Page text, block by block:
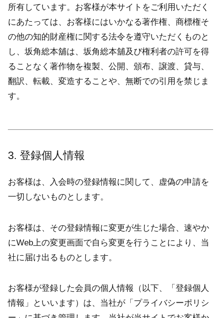
所有しています。お客様が本サイトをご利用いただく
にあたっては、お客様にはいかなる著作権、商標権そ
の他の知的財産権に関する法令を遵守いただくものと
し、坂角総本舖は、坂角総本舖及び権利者の許可を得
ることなく著作物を複製、公開、頒布、譲渡、貸与、
翻訳、転載、変造することや、無断での引用を禁じま
す。
3. 登録個人情報
お客様は、入会時の登録情報に関して、虚偽の申請を
一切しないものとします。
お客様は、その登録情報に変更が生じた場合、速やか
にWeb上の変更画面で自ら変更を行うことにより、当
社に届け出るものとします。
お客様が登録した会員の個人情報（以下、「登録個人
情報」といいます）は、当社が「プライバシーポリシ